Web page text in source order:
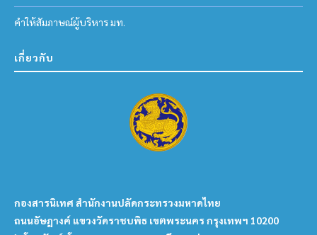
คำให้สัมภาษณ์ผู้บริหาร มท.
เกี่ยวกับ
กองสารนิเทศ สำนักงานปลัดกระทรวงมหาดไทย
ถนนอัษฎางค์ แขวงวัดราชบพิธ เขตพระนคร กรุงเทพฯ 10200